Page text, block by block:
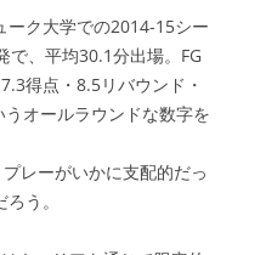
ーク大学での2014-15シー
で、平均30.1分出場。FG
得点・8.5リバウンド・
オールラウンドな数字を
レーがいかに支配的だっ
う。